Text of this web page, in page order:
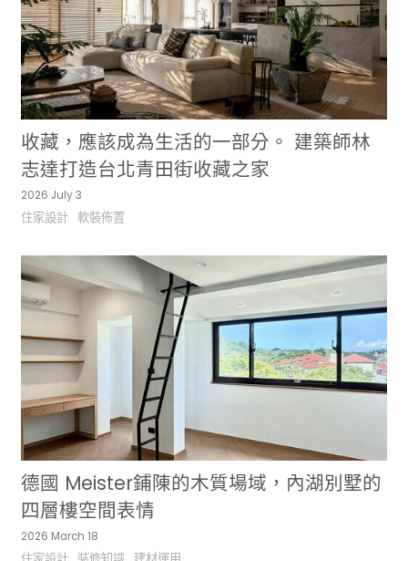
收藏，應該成為生活的一部分。 建築師林
志達打造台北青田街收藏之家
2026 July 3
住家設計 軟裝佈置
德國 Meister鋪陳的木質場域，內湖別墅的
四層樓空間表情
2026 March 18